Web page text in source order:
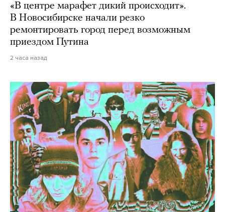
«В центре марафет дикий происходит».
В Новосибирске начали резко
ремонтировать город перед возможным
приездом Путина
2 часа назад